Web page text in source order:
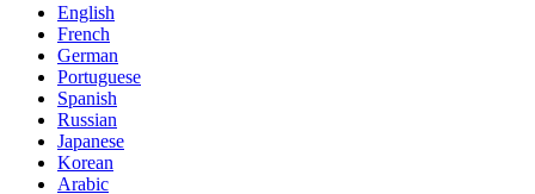
English
French
German
Portuguese
Spanish
Russian
Japanese
Korean
Arabic